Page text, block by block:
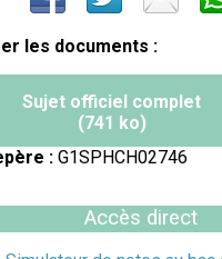
les documents :
Sujet officiel complet
(741 ko)
: G1SPHCH02746
Accès direct